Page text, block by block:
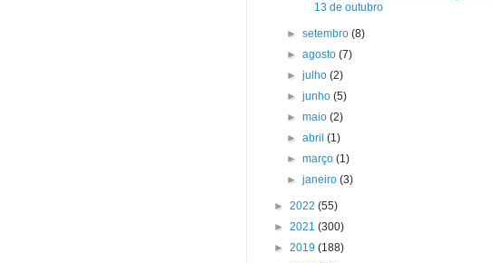
13 de outubro
►setembro(8)
►agosto(7)
►julho(2)
►junho(5)
►maio(2)
►abril(1)
►março(1)
►janeiro(3)
► 2022 (55)
► 2021 (300)
► 2019 (188)